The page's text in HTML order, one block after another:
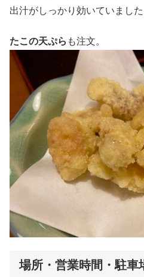
出汁がしっかり効いていました
たこの天ぷら も注文。
場所・営業時間・駐車